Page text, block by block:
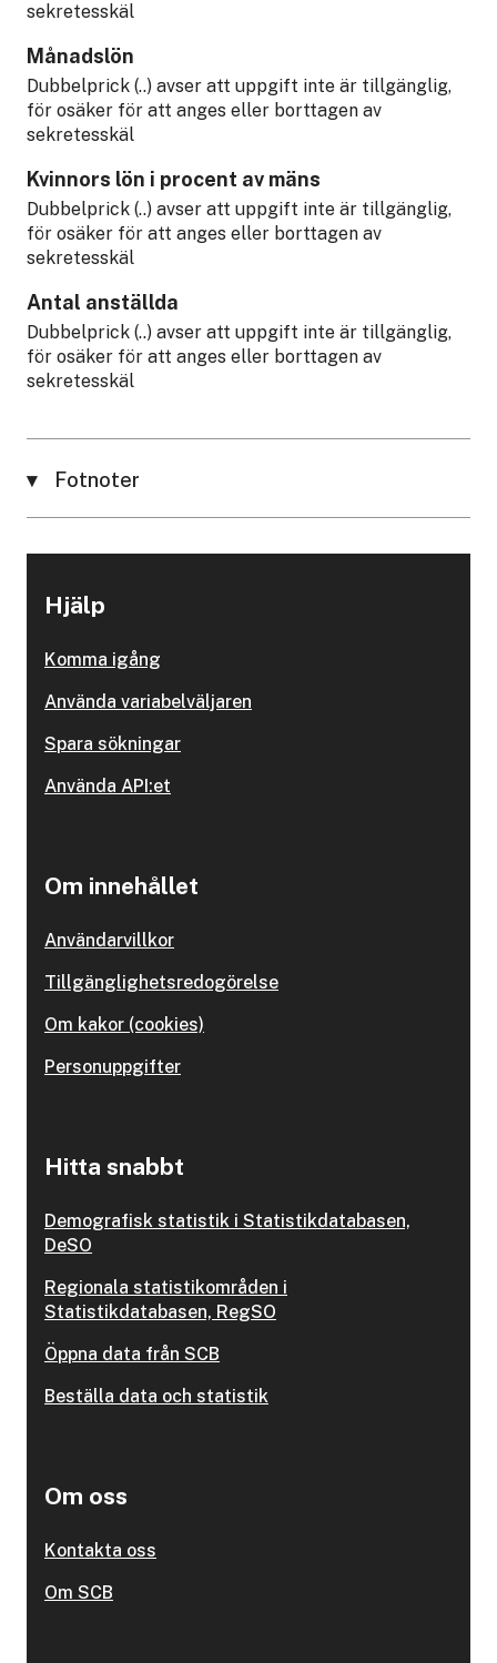
sekretesskäl
Månadslön
Dubbelprick (..) avser att uppgift inte är tillgänglig,
för osäker för att anges eller borttagen av
sekretesskäl
Kvinnors lön i procent av mäns
Dubbelprick (..) avser att uppgift inte är tillgänglig,
för osäker för att anges eller borttagen av
sekretesskäl
Antal anställda
Dubbelprick (..) avser att uppgift inte är tillgänglig,
för osäker för att anges eller borttagen av
sekretesskäl
Fotnoter
Hjälp
Komma igång
Använda variabelväljaren
Spara sökningar
Använda API:et
Om innehållet
Användarvillkor
Tillgänglighetsredogörelse
Om kakor (cookies)
Personuppgifter
Hitta snabbt
Demografisk statistik i Statistikdatabasen,
DeSO
Regionala statistikområden i
Statistikdatabasen, RegSO
Öppna data från SCB
Beställa data och statistik
Om oss
Kontakta oss
Om SCB